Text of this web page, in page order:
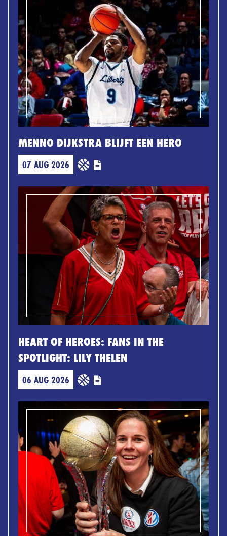
MENNO DIJKSTRA BLIJFT EEN HERO
07 AUG 2026
HEART OF HEROES: FANS IN THE
SPOTLIGHT: LILY THELEN
06 AUG 2026